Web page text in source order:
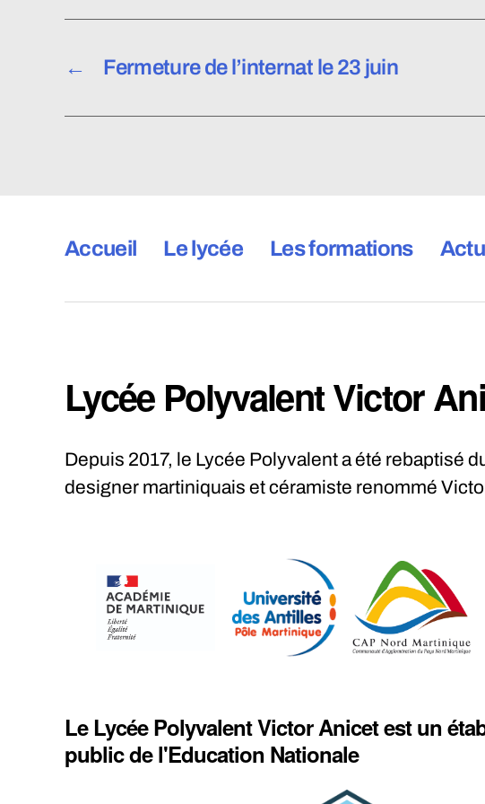
← Fermeture de l’internat le 23 juin
Accueil Le lycée Les formations
Lycée Polyvalent Victor
Depuis 2017, le Lycée Polyvalent a été rebaptisé
designer martiniquais et céramiste renommé
Le Lycée Polyvalent Victor Anicet est un
public de l'Education Nationale